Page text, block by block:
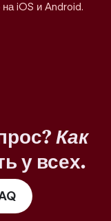
iOS и Android.
Как
у всех.